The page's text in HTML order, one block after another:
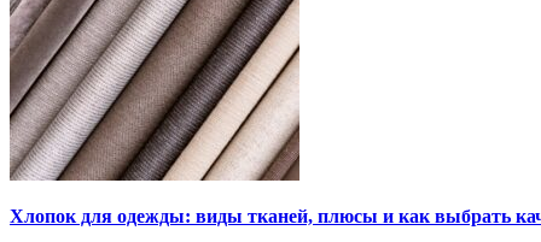
Хлопок для одежды: виды тканей, плюсы и как выбрать